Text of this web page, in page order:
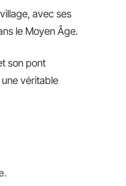
avec ses
le Moyen Âge.
son pont
véritable